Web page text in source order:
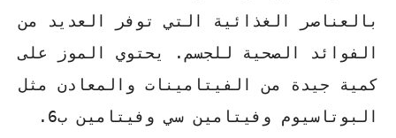
بالعناصر الغذائية التي توفر العديد من
الفوائد الصحية للجسم. يحتوي الموز على
كمية جيدة من الفيتامينات والمعادن مثل
البوتاسيوم وفيتامين سي وفيتامين ب6.